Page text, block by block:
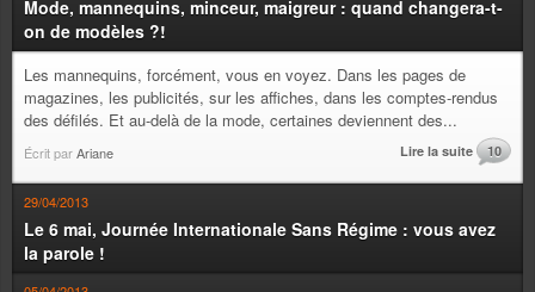
Mode, mannequins, minceur, maigreur : quand changera-t-
on de modèles ?!
Les mannequins, forcément, vous en voyez. Dans les pages de
magazines, les publicités, sur les affiches, dans les comptes-rendus
des défilés. Et au-delà de la mode, certaines deviennent des...
Écrit parAriane Lire la suite 10
29/04/2013
Le 6 mai, Journée Internationale Sans Régime : vous avez
la parole !